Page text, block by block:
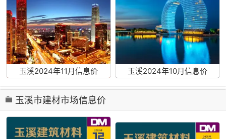
玉溪2024年11月信息价 玉溪2024年10月信息价
玉溪市建材市场信息价